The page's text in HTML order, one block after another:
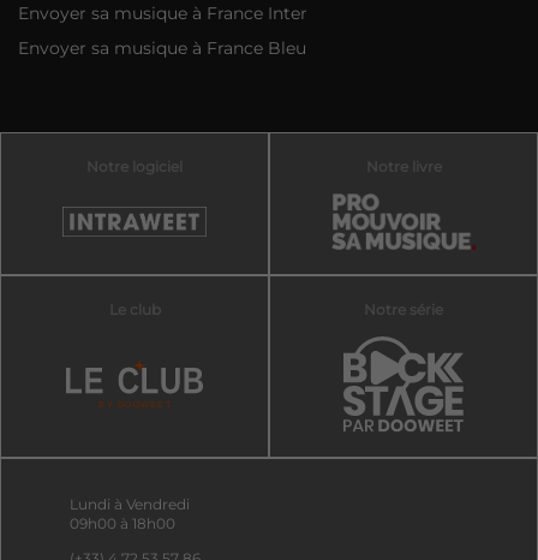
Envoyer sa musique à France Inter
Envoyer sa musique à France Bleu
Notre logiciel Notre livre
Le club Notre série
Lundi à Vendredi
09h00 à 18h00